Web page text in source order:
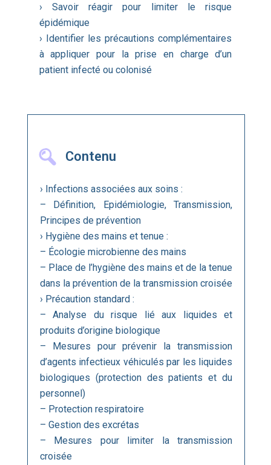
› Savoir réagir pour limiter le risque
épidémique
› Identifier les précautions complémentaires
à appliquer pour la prise en charge d’un
patient infecté ou colonisé
Contenu
› Infections associées aux soins :
– Définition, Epidémiologie, Transmission,
Principes de prévention
› Hygiène des mains et tenue :
– Écologie microbienne des mains
– Place de l’hygiène des mains et de la tenue
dans la prévention de la transmission croisée
› Précaution standard :
– Analyse du risque lié aux liquides et
produits d’origine biologique
– Mesures pour prévenir la transmission
d’agents infectieux véhiculés par les liquides
biologiques (protection des patients et du
personnel)
– Protection respiratoire
– Gestion des excrétas
– Mesures pour limiter la transmission
croisée